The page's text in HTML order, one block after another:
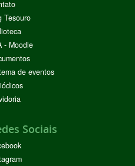
Tesouro
- Moodle
de eventos
Sociais